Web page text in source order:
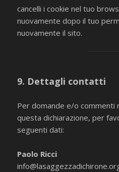
cancelli i cookie nel tuo
nuovamente dopo il tuo
nuovamente il sito.
9. Dettagli contatti
Per domande e/o commenti
questa dichiarazione, per
seguenti dati:
Paolo Ricci